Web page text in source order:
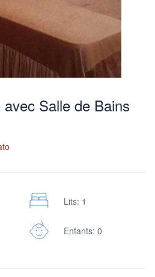
Salle de Bains
Lits: 1
Enfants: 0